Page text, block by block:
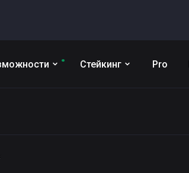
Стейкинг Pro